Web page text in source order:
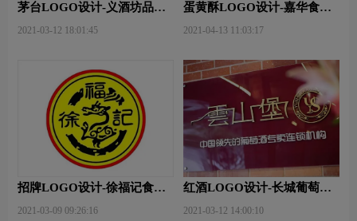
茅台LOGO设计-义酒坊品牌
2021-03-12 18:01:45
蛋黄酥LOGO设计-嘉华食品
2021-04-13 11:03:17
招牌LOGO设计-徐福记食品
2021-03-09 09:26:16
红酒LOGO设计-长城葡萄酒
2021-03-12 14:00:10